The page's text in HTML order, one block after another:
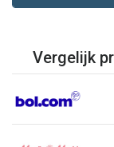
Vergelijk